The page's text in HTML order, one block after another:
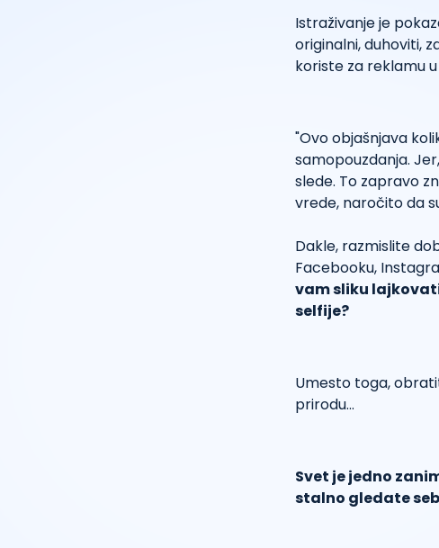
Istraživanje je
originalni, duhoviti,
koriste za reklamu
"Ovo objašnjava
samopouzdanja.
slede. To zapravo
vrede, naročito da
Dakle, razmislite
Facebooku,
vam sliku
selfije?
Umesto toga,
prirodu…
Svet je jedno
stalno gledate